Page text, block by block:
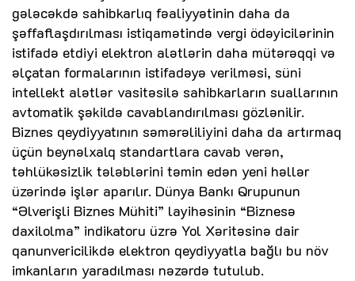
gələcəkdə sahibkarlıq fəaliyyətinin daha da
şəffaflaşdırılması istiqamətində vergi ödəyicilərinin
istifadə etdiyi elektron alətlərin daha mütərəqqi və
əlçatan formalarının istifadəyə verilməsi, süni
intellekt alətlər vasitəsilə sahibkarların suallarının
avtomatik şəkildə cavablandırılması gözlənilir.
Biznes qeydiyyatının səmərəliliyini daha da artırmaq
üçün beynəlxalq standartlara cavab verən,
təhlükəsizlik tələblərini təmin edən yeni həllər
üzərində işlər aparılır. Dünya Bankı Qrupunun
“Əlverişli Biznes Mühiti” layihəsinin “Biznesə
daxilolma” indikatoru üzrə Yol Xəritəsinə dair
qanunvericilikdə elektron qeydiyyatla bağlı bu növ
imkanların yaradılması nəzərdə tutulub.